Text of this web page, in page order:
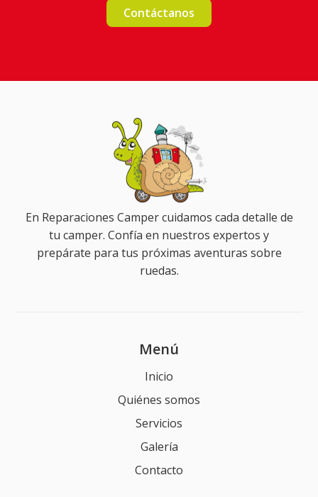
Contáctanos
En Reparaciones Camper cuidamos cada detalle de
tu camper. Confía en nuestros expertos y
prepárate para tus próximas aventuras sobre
ruedas.
Menú
Inicio
Quiénes somos
Servicios
Galería
Contacto